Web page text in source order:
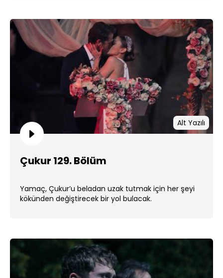
Alt Yazılı
Çukur 129. Bölüm
Yamaç, Çukur’u beladan uzak tutmak için her şeyi
kökünden değiştirecek bir yol bulacak.